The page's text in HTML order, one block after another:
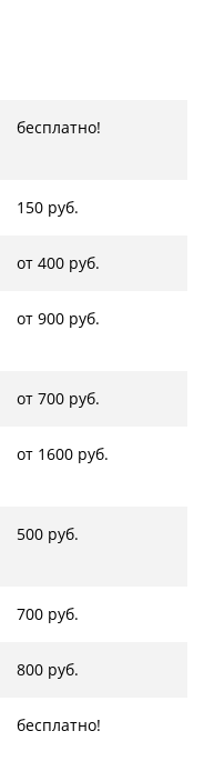
бесплатно!
150 руб.
от 400 руб.
от 900 руб.
от 700 руб.
от 1600 руб.
500 руб.
700 руб.
800 руб.
бесплатно!